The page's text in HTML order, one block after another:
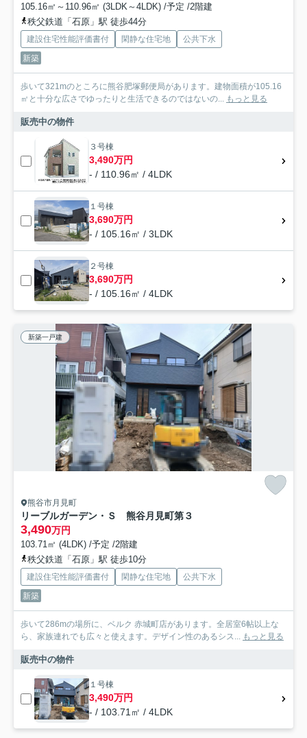
105.16㎡～110.96㎡ (3LDK～4LDK) /予定 /2階建
秩父鉄道「石原」駅 徒歩44分
建設住宅性能評価書付 閑静な住宅地
公共下水
新築
歩いて321mのところに熊谷肥塚郵便局があります。建物面積が105.16
㎡と十分な広さでゆったりと生活できるのではないの... もっと見る
販売中の物件
３号棟
3,490万円
- / 110.96㎡ / 4LDK
１号棟
3,690万円
- / 105.16㎡ / 3LDK
２号棟
3,690万円
- / 105.16㎡ / 4LDK
新築一戸建
熊谷市月見町
リーブルガーデン・Ｓ 熊谷月見町第３
3,490万円
103.71㎡ (4LDK) /予定 /2階建
秩父鉄道「石原」駅 徒歩10分
建設住宅性能評価書付 閑静な住宅地
公共下水
新築
歩いて286mの場所に、ベルク 赤城町店があります。全居室6帖以上な
ら、家族連れでも広々と使えます。デザイン性のあるシス... もっと見る
販売中の物件
１号棟
3,490万円
- / 103.71㎡ / 4LDK